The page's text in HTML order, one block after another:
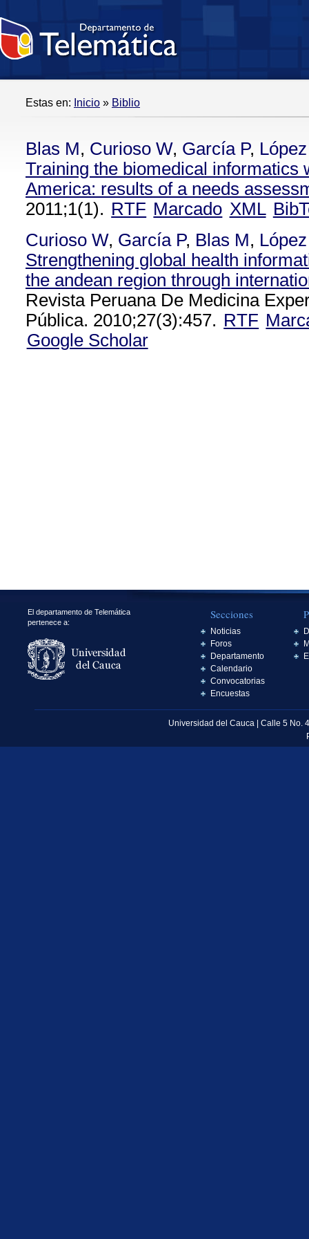
Estas en: Inicio » Biblio
Blas M, Curioso W, García P,
Training the biomedical informatics
America: results of a needs
2011;1(1). RTF Marcado XML
Curioso W, García P, Blas M,
Strengthening global health
the andean region through
Revista Peruana De Medicina
Pública. 2010;27(3):457. RTF
Google Scholar
El departamento de Telemática
pertenece a:
Secciones
Noticias
Foros
Departamento
Calendario
Convocatorias
Encuestas
Universidad del Cauca | Calle 5 No.